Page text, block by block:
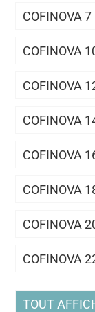
COFINOVA 7
COFINOVA
COFINOVA
COFINOVA
COFINOVA
COFINOVA
COFINOVA
COFINOVA
TOUT